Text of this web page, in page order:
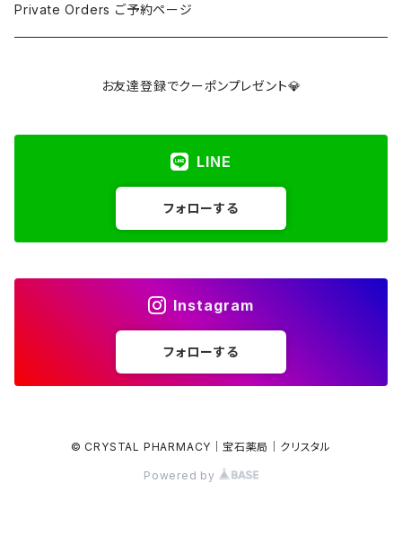
アパタイト
アメグリーン
Pink / Purple
Palm 握り石
Spheres スフィア
Freeforms フリーフォーム
¥5001〜¥10000
SELF LOVE CARD/SEX TALK CARD
Private Orders ご予約ページ
お友達登録でクーポンプレゼント💎
LINE
フォローする
Instagram
フォローする
© CRYSTAL PHARMACY｜宝石薬局｜クリスタル
Powered by